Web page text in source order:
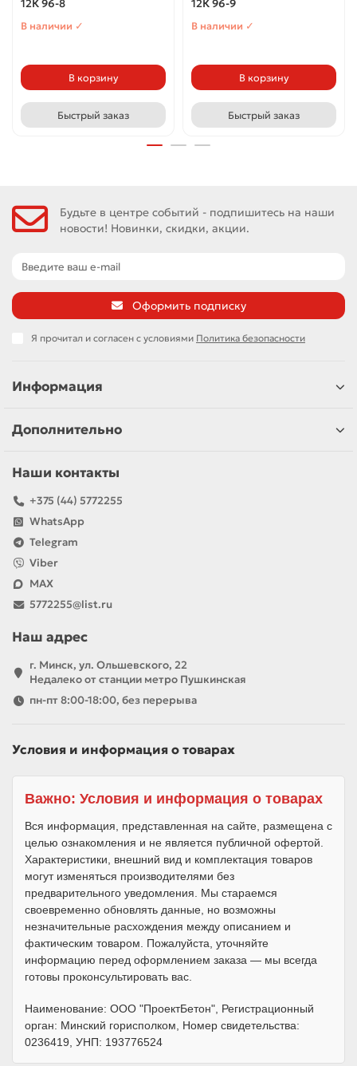
12К 96-8
В наличии ✓
В корзину
Быстрый заказ
12К 96-9
В наличии ✓
В корзину
Быстрый заказ
Будьте в центре событий - подпишитесь на наши
новости! Новинки, скидки, акции.
Оформить подписку
Я прочитал и согласен с условиями Политика безопасности
Информация
Дополнительно
Наши контакты
+375 (44) 5772255
WhatsApp
Telegram
Viber
MAX
5772255@list.ru
Наш адрес
г. Минск, ул. Ольшевского, 22
Недалеко от станции метро Пушкинская
пн-пт 8:00-18:00, без перерыва
Условия и информация о товарах
Важно: Условия и информация о товарах
Вся информация, представленная на сайте, размещена с
целью ознакомления и не является публичной офертой.
Характеристики, внешний вид и комплектация товаров
могут изменяться производителями без
предварительного уведомления. Мы стараемся
своевременно обновлять данные, но возможны
незначительные расхождения между описанием и
фактическим товаром. Пожалуйста, уточняйте
информацию перед оформлением заказа — мы всегда
готовы проконсультировать вас.
Наименование: ООО "ПроектБетон", Регистрационный
орган: Минский горисполком, Номер свидетельства:
0236419, УНП: 193776524